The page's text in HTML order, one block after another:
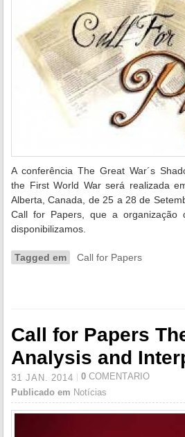
A conferência The Great War´s
the First World War será realizada
Alberta, Canada, de 25 a 28 de
Call for Papers, que a organização
disponibilizamos.
Tagged em Call for Papers
Call for Papers
Analysis and
31 JAN. 2014 0 COMENTÁRIO
Publicado em Notícias